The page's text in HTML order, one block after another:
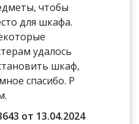
чтобы
для шкафа.
удалось
шкаф,
спасибо. Р
от 13.04.2024